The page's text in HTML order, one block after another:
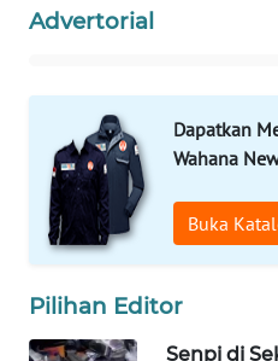
Advertorial
Dapatkan
Wahana
Buka
Pilihan Editor
Senpi di
WAHANA
WAHANA
TV
WAHANANEWS
ID
WAHANANEWS
CO ID